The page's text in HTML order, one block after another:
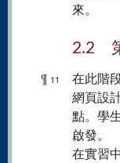
來。
2.2
¶ 11
在此階
網頁設
點。學
啟發。
在實習